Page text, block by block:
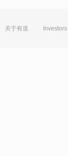
关于有道 Investors